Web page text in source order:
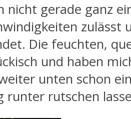
nicht gerade ganz
zulässt
Die feuchten,
und haben
unten schon
runter rutschen